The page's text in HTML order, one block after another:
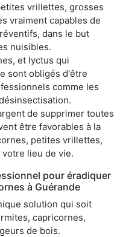
vrillettes, grosses
vraiment capables de
dans le but
nuisibles.
et lyctus qui
sont obligés d'être
comme les
de supprimer toutes
être favorables à la
petites vrillettes,
lieu de vie.
pour éradiquer
à Guérande
solution qui soit
capricornes,
de bois.